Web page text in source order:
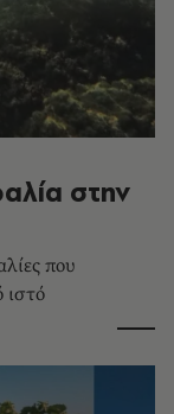
στην
που
ιστό